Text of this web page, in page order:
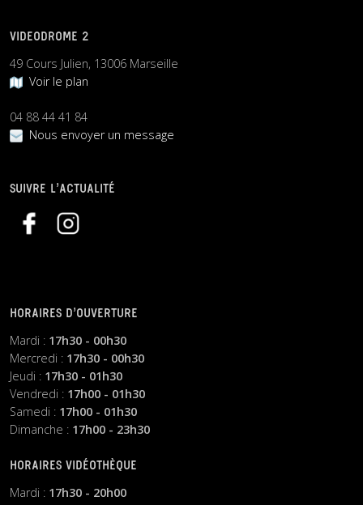
VIDEODROME 2
49 Cours Julien, 13006 Marseille
Voir le plan
04 88 44 41 84
Nous envoyer un message
SUIVRE L’ACTUALITÉ
HORAIRES D’OUVERTURE
Mardi : 17h30 - 00h30
Mercredi : 17h30 - 00h30
Jeudi : 17h30 - 01h30
Vendredi : 17h00 - 01h30
Samedi : 17h00 - 01h30
Dimanche : 17h00 - 23h30
HORAIRES VIDÉOTHÈQUE
Mardi : 17h30 - 20h00